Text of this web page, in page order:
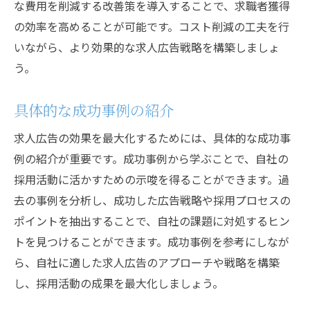
な費用を削減する改善策を導入することで、求職者獲得
の効率を高めることが可能です。コスト削減の工夫を行
いながら、より効果的な求人広告戦略を構築しましょ
う。
具体的な成功事例の紹介
求人広告の効果を最大化するためには、具体的な成功事
例の紹介が重要です。成功事例から学ぶことで、自社の
採用活動に活かすための示唆を得ることができます。過
去の事例を分析し、成功した広告戦略や採用プロセスの
ポイントを抽出することで、自社の課題に対処するヒン
トを見つけることができます。成功事例を参考にしなが
ら、自社に適した求人広告のアプローチや戦略を構築
し、採用活動の成果を最大化しましょう。